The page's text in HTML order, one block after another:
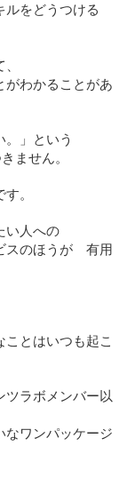
ルをどうつける
がわかることがあ
。」という
ません。
。
い人への
スのほうが 有用
とはいつも起こ
ツラボメンバー以
なワンパッケージ